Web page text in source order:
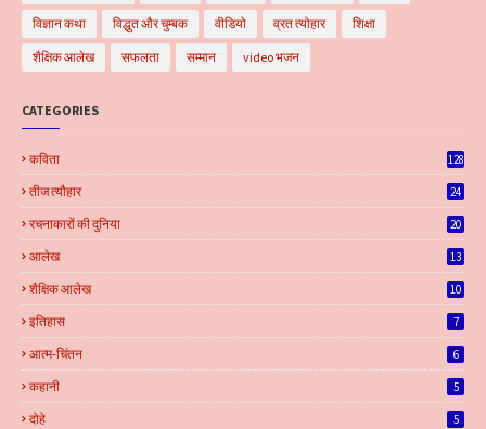
विज्ञान कथा विद्धुत और चुम्बक वीडियो व्रत त्योहार शिक्षा
शैक्षिक आलेख सफलता सम्मान video भजन
CATEGORIES
कविता 128
तीज त्यौहार 24
रचनाकारों की दुनिया 20
आलेख 13
शैक्षिक आलेख 10
इतिहास 7
आत्म-चिंतन 6
कहानी 5
दोहे 5